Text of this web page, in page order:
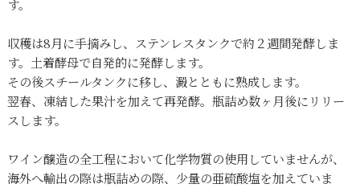
す。
収穫は8月に手摘みし、ステンレスタンクで約２週間発酵しま
す。土着酵母で自発的に発酵します。
その後スチールタンクに移し、澱とともに熟成します。
翌春、凍結した果汁を加えて再発酵。瓶詰め数ヶ月後にリリー
スします。
ワイン醸造の全工程において化学物質の使用していませんが、
海外へ輸出の際は瓶詰めの際、少量の亜硫酸塩を加えていま